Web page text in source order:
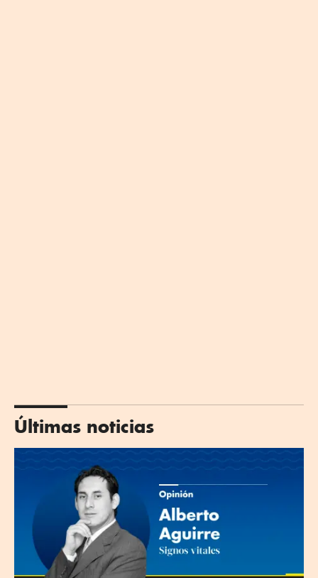
Últimas noticias